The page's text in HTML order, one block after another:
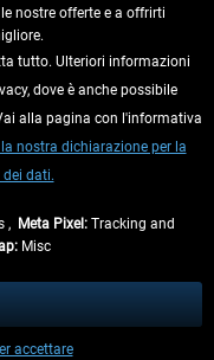
diversamente descritto.
i tempi di consegna per le
nostre offerte e a offrirti
tutto. Ulteriori informazioni
dove è anche possibile
alla pagina con l'informativa
nostra dichiarazione per la
dati.
, Meta Pixel: Tracking and
Misc
accettare